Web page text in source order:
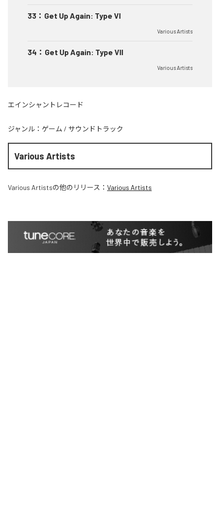
33 ： Get Up Again: Type VI
Various Artists
34 ： Get Up Again: Type VII
Various Artists
エインシャントレコード
ジャンル： ゲーム / サウンドトラック
Various Artists
Various Artistsの他のリリース： Various Artists